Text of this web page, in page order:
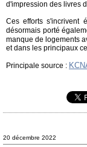
d'impression des livres
Ces efforts s'incrivent
désormais porté
manque de logements
et dans les principaux
Principale source :
20 décembre 2022